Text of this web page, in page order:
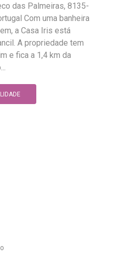
das Palmeiras, 8135-
Com uma banheira
a Casa Iris está
A propriedade tem
e fica a 1,4 km da